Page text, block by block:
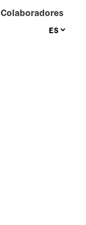
Colaboradores